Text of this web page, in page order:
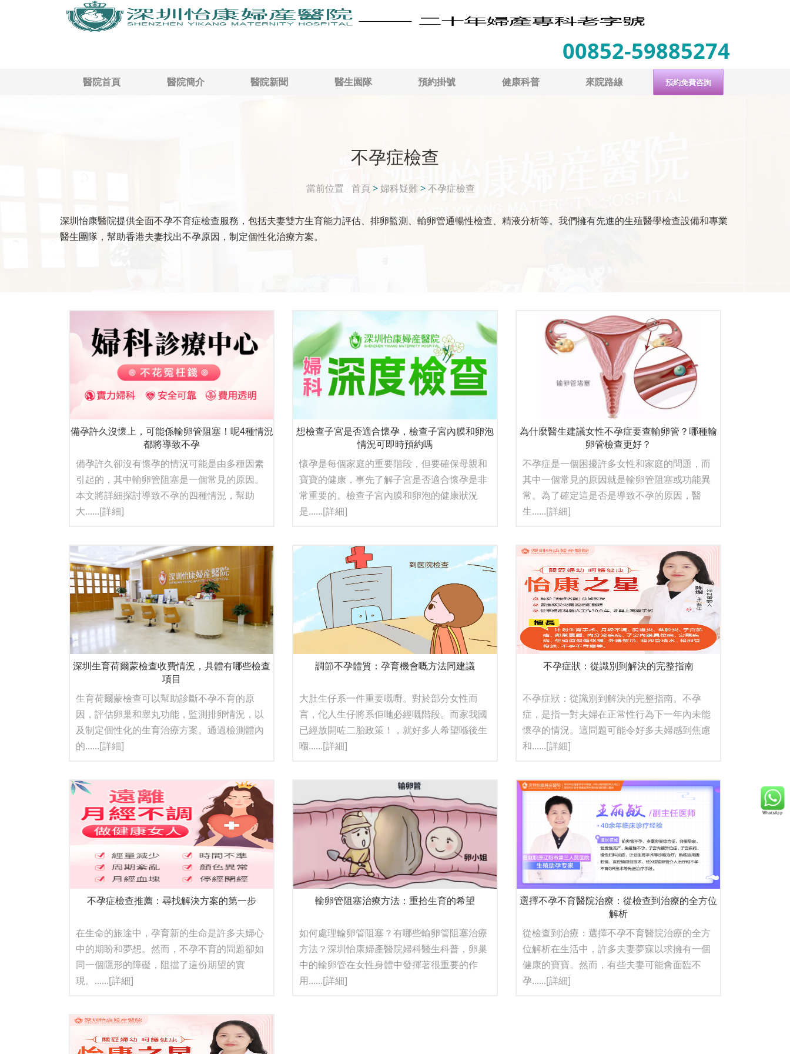
00852-59885274
醫院首頁 醫院簡介 醫院新聞 醫生園隊 預約掛號 健康科普 來院路線 預約免費咨詢
不孕症檢查
當前位置 首頁 >婦科疑難>不孕症檢查
深圳怡康醫院提供全面不孕不育症檢查服務，包括夫妻雙方生育能力評估、排卵監測、輸卵管通暢性檢查、精液分析等。我們擁有先進的生殖醫學檢查設備和專業
醫生團隊，幫助香港夫妻找出不孕原因，制定個性化治療方案。
備孕許久沒懷上，可能係輸卵管阻塞！呢4種情況
都將導致不孕
備孕許久卻沒有懷孕的情況可能是由多種因素
引起的，其中輸卵管阻塞是一個常見的原因。
本文將詳細探討導致不孕的四種情況，幫助
大......[詳細]
想檢查子宮是否適合懷孕，檢查子宮內膜和卵泡
情況可即時預約嗎
懷孕是每個家庭的重要階段，但要確保母親和
寶寶的健康，事先了解子宮是否適合懷孕是非
常重要的。檢查子宮內膜和卵泡的健康狀況
是......[詳細]
為什麼醫生建議女性不孕症要查輸卵管？哪種輸
卵管檢查更好？
不孕症是一個困擾許多女性和家庭的問題，而
其中一個常見的原因就是輸卵管阻塞或功能異
常。為了確定這是否是導致不孕的原因，醫
生......[詳細]
深圳生育荷爾蒙檢查收費情況，具體有哪些檢查
項目
生育荷爾蒙檢查可以幫助診斷不孕不育的原
因，評估卵巢和睾丸功能，監測排卵情況，以
及制定個性化的生育治療方案。通過檢測體內
的......[詳細]
調節不孕體質：孕育機會嘅方法同建議
大肚生仔系一件重要嘅嘢。對於部分女性而
言，佗人生仔將系佢哋必經嘅階段。而家我國
已經放開咗二胎政策！，就好多人希望喺後生
嗰......[詳細]
不孕症狀：從識別到解決的完整指南
不孕症狀：從識別到解決的完整指南。不孕
症，是指一對夫婦在正常性行為下一年內未能
懷孕的情況。這問題可能令好多夫婦感到焦慮
和......[詳細]
不孕症檢查推薦：尋找解決方案的第一步
在生命的旅途中，孕育新的生命是許多夫婦心
中的期盼和夢想。然而，不孕不育的問題卻如
同一個隱形的障礙，阻擋了這份期望的實
現。......[詳細]
輸卵管阻塞治療方法：重拾生育的希望
如何處理輸卵管阻塞？有哪些輸卵管阻塞治療
方法？深圳怡康婦產醫院婦科醫生科普，卵巢
中的輸卵管在女性身體中發揮著很重要的作
用......[詳細]
選擇不孕不育醫院治療：從檢查到治療的全方位
解析
從檢查到治療：選擇不孕不育醫院治療的全方
位解析在生活中，許多夫妻夢寐以求擁有一個
健康的寶寶。然而，有些夫妻可能會面臨不
孕......[詳細]